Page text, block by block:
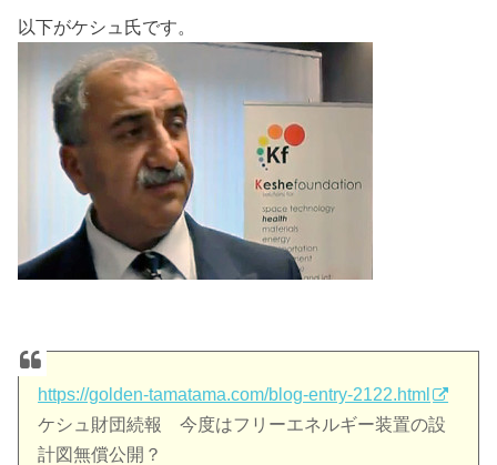
以下がケシュ氏です。
https://golden-tamatama.com/blog-entry-2122.html
ケシュ財団続報 今度はフリーエネルギー装置の設
計図無償公開？